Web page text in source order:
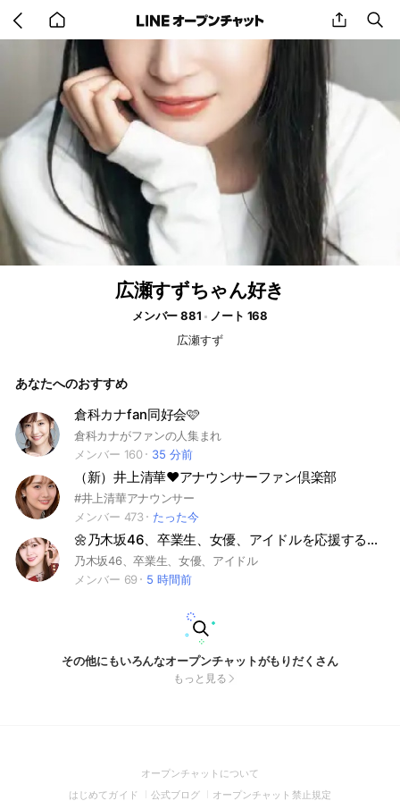
back
to
home
share
広瀬すずちゃん好き
メンバー 881
ノート 168
広瀬すず
あなたへのおすすめ
倉科カナfan同好会🩷
倉科カナがファンの人集まれ
メンバー 160
35 分前
（新）井上清華❤️アナウンサーファン倶楽部
#井上清華アナウンサー
メンバー 473
たった今
🌼乃木坂46、卒業生、女優、アイドルを応援する部屋📣
乃木坂46、卒業生、女優、アイドル
メンバー 69
5 時間前
その他にもいろんなオープンチャットがもりだくさん
もっと見る
オープンチャットについて
in
はじめてガイド (Open
公式ブログ (Open
オープンチャット禁止規定(Open